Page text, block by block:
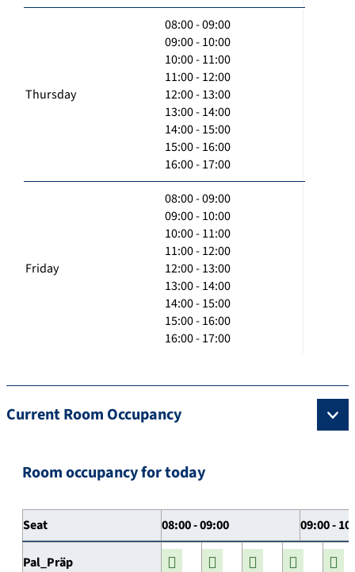
Thursday
08:00 - 09:00
09:00 - 10:00
10:00 - 11:00
11:00 - 12:00
12:00 - 13:00
13:00 - 14:00
14:00 - 15:00
15:00 - 16:00
16:00 - 17:00
Friday
08:00 - 09:00
09:00 - 10:00
10:00 - 11:00
11:00 - 12:00
12:00 - 13:00
13:00 - 14:00
14:00 - 15:00
15:00 - 16:00
16:00 - 17:00
Current Room Occupancy
Room occupancy for today
Seat 08:00 - 09:00 09:00 -
Pal_Präp